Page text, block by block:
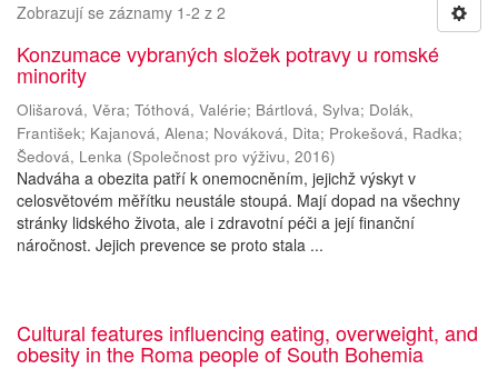
Zobrazují se záznamy 1-2 z 2
Konzumace vybraných složek potravy u romské
minority
Olišarová, Věra; Tóthová, Valérie; Bártlová, Sylva; Dolák,
František; Kajanová, Alena; Nováková, Dita; Prokešová, Radka;
Šedová, Lenka (Společnost pro výživu, 2016)
Nadváha a obezita patří k onemocněním, jejichž výskyt v
celosvětovém měřítku neustále stoupá. Mají dopad na všechny
stránky lidského života, ale i zdravotní péči a její finanční
náročnost. Jejich prevence se proto stala ...
Cultural features influencing eating, overweight, and
obesity in the Roma people of South Bohemia